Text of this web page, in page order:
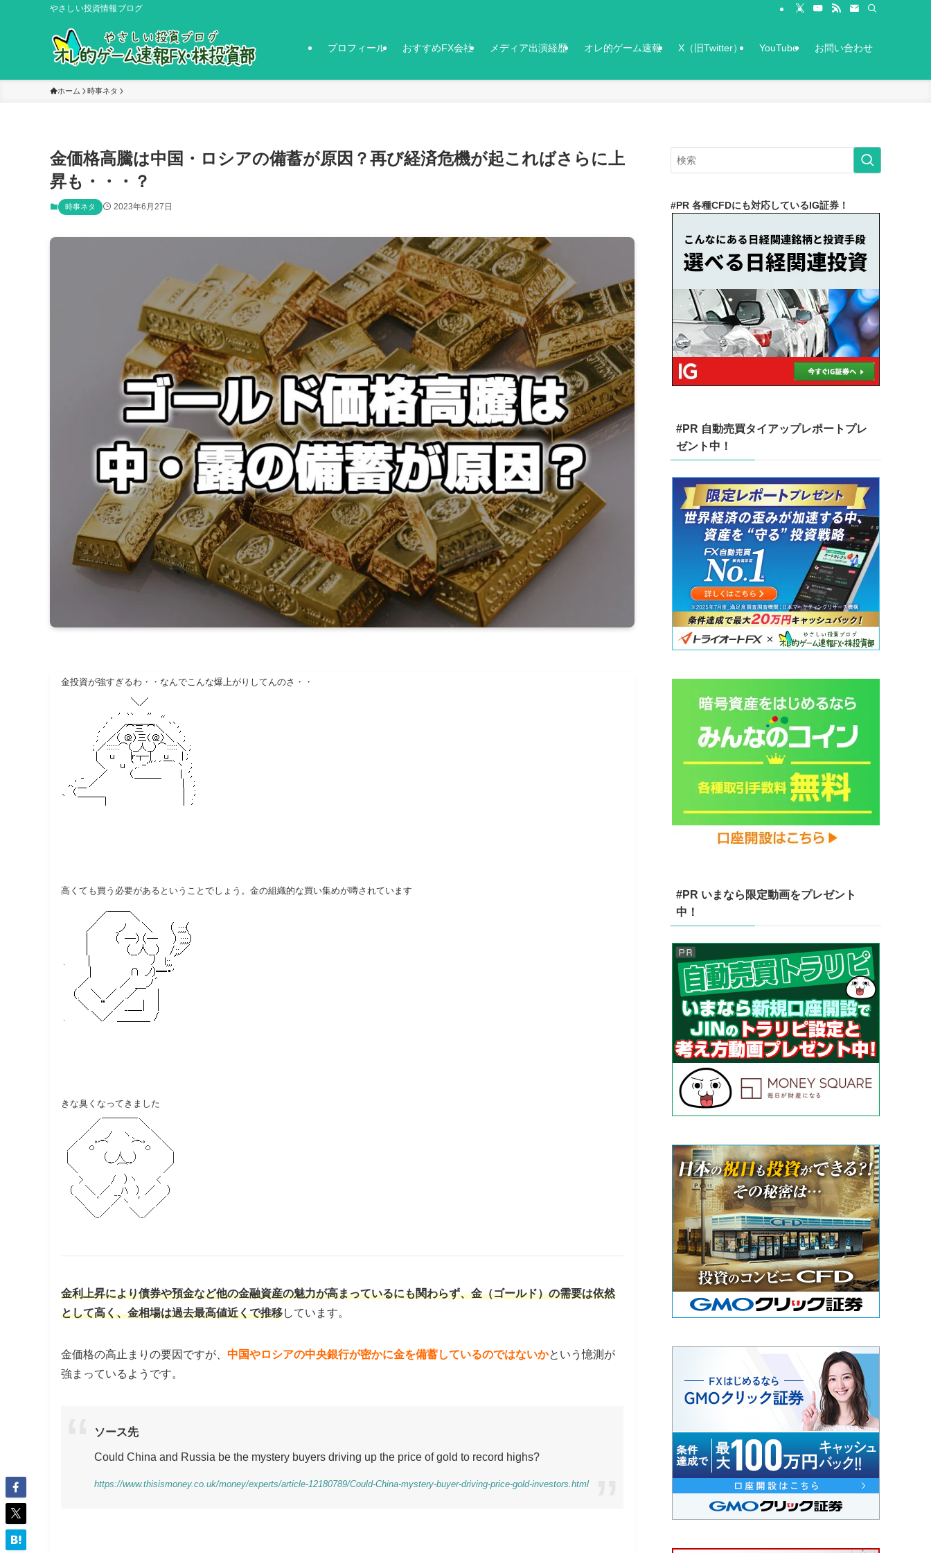
やさしい投資情報ブログ
プロフィール おすすめFX会社 メディア出演経歴 オレ的ゲーム速報 X（旧Twitter） YouTube お問い合わせ
ホーム 時事ネタ
金価格高騰は中国・ロシアの備蓄が原因？再び経済危機が起こればさらに上
昇も・・・？
時事ネタ 2023年6月27日
金投資が強すぎるわ・・なんでこんな爆上がりしてんのさ・・
高くても買う必要があるということでしょう。金の組織的な買い集めが噂されています
きな臭くなってきました
金利上昇により債券や預金など他の金融資産の魅力が高まっているにも関わらず、金（ゴールド）の需要は依然
として高く、金相場は過去最高値近くで推移しています。
金価格の高止まりの要因ですが、 中国やロシアの中央銀行が密かに金を備蓄しているのではないかという憶測が
強まっているようです。
ソース先
Could China and Russia be the mystery buyers driving up the price of gold to record highs?
https://www.thisismoney.co.uk/money/experts/article-12180789/Could-China-mystery-buyer-driving-price-gold-investors.html
#PR 各種CFDにも対応しているIG証券！
#PR 自動売買タイアップレポートプレ
ゼント中！
#PR いまなら限定動画をプレゼント
中！